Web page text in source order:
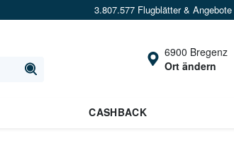
3.807.577 Flugblätter & Angebote
6900 Bregenz
Ort ändern
CASHBACK